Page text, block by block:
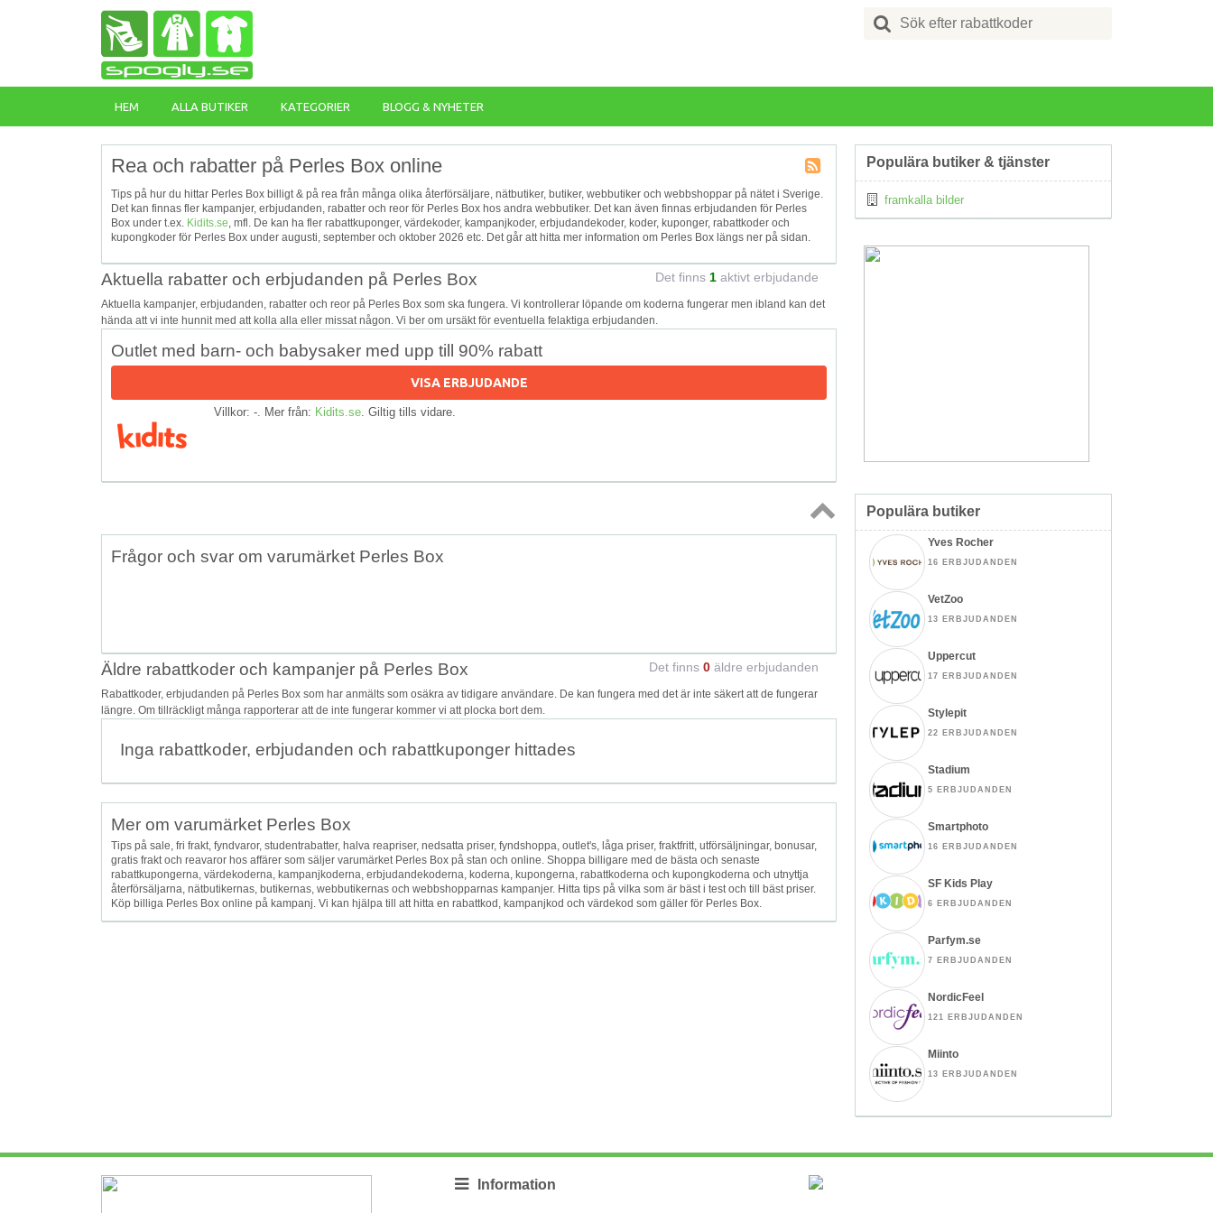
Search
for:
HEM ALLA BUTIKER KATEGORIER BLOGG & NYHETER
Tagg
Rea och rabatter på Perles Box online
Tips på hur du hittar Perles Box billigt & på rea från många olika återförsäljare, nätbutiker, butiker, webbutiker och webbshoppar på nätet i Sverige.
Det kan finnas fler kampanjer, erbjudanden, rabatter och reor för Perles Box hos andra webbutiker. Det kan även finnas erbjudanden för Perles
Box under t.ex. Kidits.se, mfl. De kan ha fler rabattkuponger, värdekoder, kampanjkoder, erbjudandekoder, koder, kuponger, rabattkoder och
kupongkoder för Perles Box under augusti, september och oktober 2026 etc. Det går att hitta mer information om Perles Box längs ner på sidan.
Aktuella rabatter och erbjudanden på Perles Box Det finns 1 aktivt erbjudande
Aktuella kampanjer, erbjudanden, rabatter och reor på Perles Box som ska fungera. Vi kontrollerar löpande om koderna fungerar men ibland kan det
hända att vi inte hunnit med att kolla alla eller missat någon. Vi ber om ursäkt för eventuella felaktiga erbjudanden.
Outlet med barn- och babysaker med upp till 90% rabatt
VISA ERBJUDANDE
Villkor: -. Mer från: Kidits.se . Giltig tills vidare.
Topp
Frågor och svar om varumärket Perles Box
Äldre rabattkoder och kampanjer på Perles Box Det finns 0 äldre erbjudanden
Rabattkoder, erbjudanden på Perles Box som har anmälts som osäkra av tidigare användare. De kan fungera med det är inte säkert att de fungerar
längre. Om tillräckligt många rapporterar att de inte fungerar kommer vi att plocka bort dem.
Inga rabattkoder, erbjudanden och rabattkuponger hittades
Mer om varumärket Perles Box
Tips på sale, fri frakt, fyndvaror, studentrabatter, halva reapriser, nedsatta priser, fyndshoppa, outlet's, låga priser, fraktfritt, utförsäljningar, bonusar,
gratis frakt och reavaror hos affärer som säljer varumärket Perles Box på stan och online. Shoppa billigare med de bästa och senaste
rabattkupongerna, värdekoderna, kampanjkoderna, erbjudandekoderna, koderna, kupongerna, rabattkoderna och kupongkoderna och utnyttja
återförsäljarna, nätbutikernas, butikernas, webbutikernas och webbshopparnas kampanjer. Hitta tips på vilka som är bäst i test och till bäst priser.
Köp billiga Perles Box online på kampanj. Vi kan hjälpa till att hitta en rabattkod, kampanjkod och värdekod som gäller för Perles Box.
Populära butiker & tjänster
framkalla bilder
Populära butiker
Yves Rocher
16 ERBJUDANDEN
VetZoo
13 ERBJUDANDEN
Uppercut
17 ERBJUDANDEN
Stylepit
22 ERBJUDANDEN
Stadium
5 ERBJUDANDEN
Smartphoto
16 ERBJUDANDEN
SF Kids Play
6 ERBJUDANDEN
Parfym.se
7 ERBJUDANDEN
NordicFeel
121 ERBJUDANDEN
Miinto
13 ERBJUDANDEN
Information